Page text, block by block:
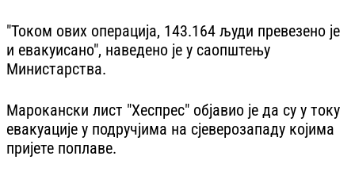
"Током ових операција, 143.164 људи превезено је
и евакуисано", наведено је у саопштењу
Министарства.
Марокански лист "Хеспрес" објавио је да су у току
евакуације у подручјима на сјеверозападу којима
пријете поплаве.